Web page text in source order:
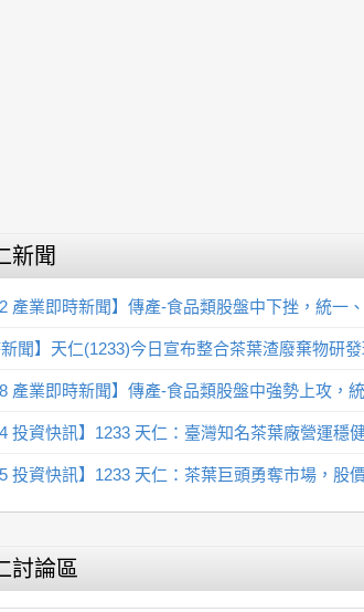
新聞
產業即時新聞】傳產-食品類股盤中下挫，統一
新聞】天仁(1233)今日宣布整合茶葉渣廢棄物研
產業即時新聞】傳產-食品類股盤中強勢上攻，
投資快訊】1233 天仁：臺灣知名茶葉廠營運穩
投資快訊】1233 天仁：茶葉巨頭勇奪市場，股
討論區